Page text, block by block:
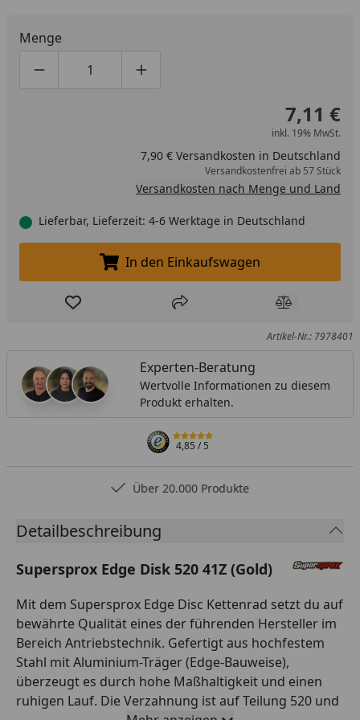
Menge
Produktmenge um eins verringern
Produktmenge manuell eingeben
Produktmenge um eins erhöhen
7,11 €
inkl. 19% MwSt.
7,90 € Versandkosten in Deutschland
Versandkostenfrei ab 57 Stück
Versandkosten nach Menge und Land
Lieferbar, Lieferzeit: 4-6 Werktage in Deutschland
In den Einkaufswagen legen
In den Einkaufswagen
Produkt zur Wunschliste hinzufügen
Teilen Produkt
Artikel-Nr.: 7978401
Experten-Beratung
Wertvolle Informationen zu diesem
Produkt erhalten.
4,85/ 5
Über 20.000 Produkte
Detailbeschreibung
Supersprox Edge Disk 520 41Z (Gold)
Mit dem Supersprox Edge Disc Kettenrad setzt du auf
bewährte Qualität eines der führenden Hersteller im
Bereich Antriebstechnik. Gefertigt aus hochfestem
Stahl mit Aluminium-Träger (Edge-Bauweise),
überzeugt es durch hohe Maßhaltigkeit und einen
ruhigen Lauf. Die Verzahnung ist auf Teilung 520 und